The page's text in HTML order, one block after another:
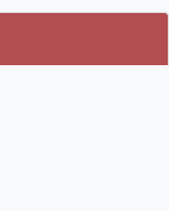
的頁籤)
的頁籤)